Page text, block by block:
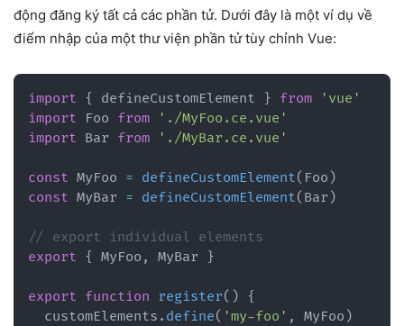
động đăng ký tất cả các phần tử. Dưới đây là một ví dụ về
điểm nhập của một thư viện phần tử tùy chỉnh Vue:
import { defineCustomElement } from
'vue'
import Foo from
'./MyFoo.ce.vue'
import Bar from './MyBar.ce.vue'
const MyFoo = defineCustomElement( Foo )
const MyBar = defineCustomElement( Bar )
// export individual elements
export { MyFoo , MyBar }
export function register( ) {
  customElements
. define( 'my-foo' , MyFoo )